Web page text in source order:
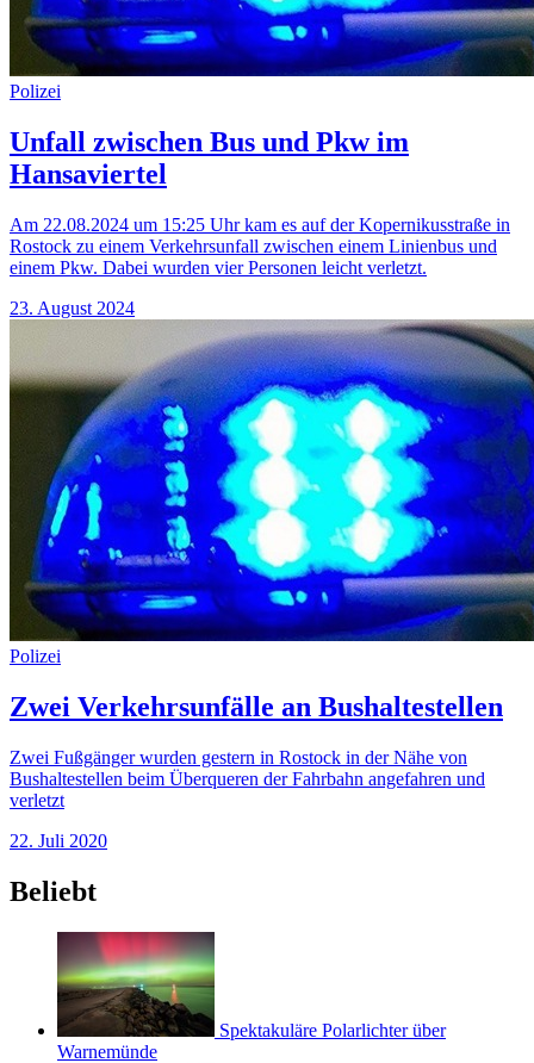
Polizei
Unfall zwischen Bus und Pkw im
Hansaviertel
Am 22.08.2024 um 15:25 Uhr kam es auf der Kopernikusstraße in
Rostock zu einem Verkehrsunfall zwischen einem Linienbus und
einem Pkw. Dabei wurden vier Personen leicht verletzt.
23. August 2024
Polizei
Zwei Verkehrsunfälle an Bushaltestellen
Zwei Fußgänger wurden gestern in Rostock in der Nähe von
Bushaltestellen beim Überqueren der Fahrbahn angefahren und
verletzt
22. Juli 2020
Beliebt
Spektakuläre Polarlichter über
Warnemünde